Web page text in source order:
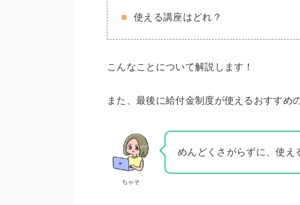
使える講座はどれ？
こんなことについて解説します！
また、最後に給付金制度が使えるおすすめ
ちゃそ
めんどくさがらずに、使え